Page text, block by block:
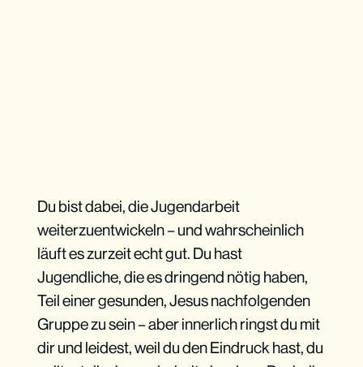
Du bist dabei, die Jugendarbeit
weiterzuentwickeln – und wahrscheinlich
läuft es zurzeit echt gut. Du hast
Jugendliche, die es dringend nötig haben,
Teil einer gesunden, Jesus nachfolgenden
Gruppe zu sein – aber innerlich ringst du mit
dir und leidest, weil du den Eindruck hast, du